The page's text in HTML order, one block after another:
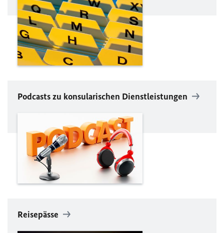
Podcasts zu konsularischen Dienstleistungen
Reisepässe